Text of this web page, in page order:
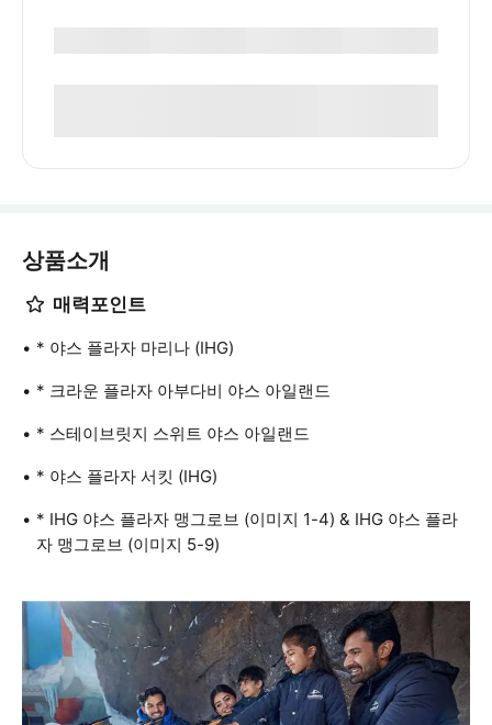
상품소개
매력포인트
* 야스 플라자 마리나 (IHG)
* 크라운 플라자 아부다비 야스 아일랜드
* 스테이브릿지 스위트 야스 아일랜드
* 야스 플라자 서킷 (IHG)
* IHG 야스 플라자 맹그로브 (이미지 1-4) & IHG 야스 플라
자 맹그로브 (이미지 5-9)